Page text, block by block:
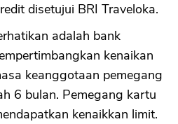
disetujui BRI Traveloka.
adalah bank
kenaikan
keanggotaan pemegang
6 bulan. Pemegang kartu
kenaikkan limit.